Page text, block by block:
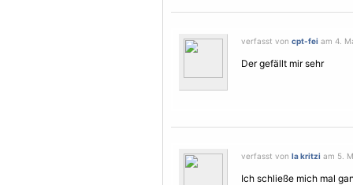
verfasst von cpt-fei am 4.
Der gefällt mir sehr
verfasst von la kritzi am 5.
Ich schließe mich mal